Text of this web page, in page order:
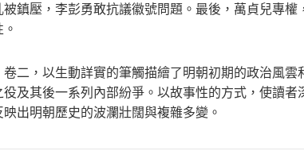
鎮壓，李彭勇敢抗議徽號問題。最後，萬貞兒專
二，以生動詳實的筆觸描繪了明朝初期的政治風
及其後一系列內部紛爭。以故事性的方式，使讀
出明朝歷史的波瀾壯闊與複雜多變。